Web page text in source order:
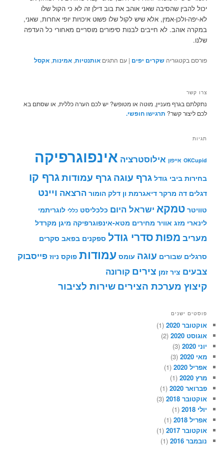
יכול להבין שהסיבה שאני אוהב את בוב דילן זה לא כי הקול שלו
לא-יפה-ולכן-אמין, אלא שיש לקול שלו פשוט איכויות יופי אחרות, שאני,
במקרה אוהב. לא חייבים לבנות סיפורים מוסריים מאחורי כל העדפה
שלנו.
פורסם בקטגוריה שקרים יפים |עם התגים אותנטיות,אמינות,אקסל
צרו קשר
נתקלתם בגרף מעניין, מוטה או מטופש? יש לכם הערה כללית, או שסתם בא
לכם ליצור קשר? תרגישו חופשי.
תגיות
OKCupid אייפון אילוסטרציה אינפוגרפיקה
בחירות ביבי גודל גרף עוגהגרף עמודותגרף קו
דגלים דה מרקר דיאגרמת ון דלק הומור הרצאה ויינט
טוויטר טמקא ישראל היום כלכליסט כללי לוגריתמי
לינארי מזג אוויר מחירים מטא-אינפוגרפיקה מיגן מקרדל
מעריב מפותסדרי גודל ספקנים בפאב סקרים
סרגלים שבורים עוגה עומס עמודות פוקס ניוז פייסבוק
צבעים ציר זמן צירים קורונה
קיצוץ מערכת הציריםשירות לציבור
פוסטים ישנים
אוקטובר 2020
(1)
אוגוסט 2020
(2)
יוני 2020
(3)
מאי 2020
(3)
אפריל 2020
(1)
מרץ 2020
(1)
פברואר 2020
(1)
אוקטובר 2018
(3)
יולי 2018
(1)
אפריל 2018
(1)
אוקטובר 2017
(1)
נובמבר 2016
(1)